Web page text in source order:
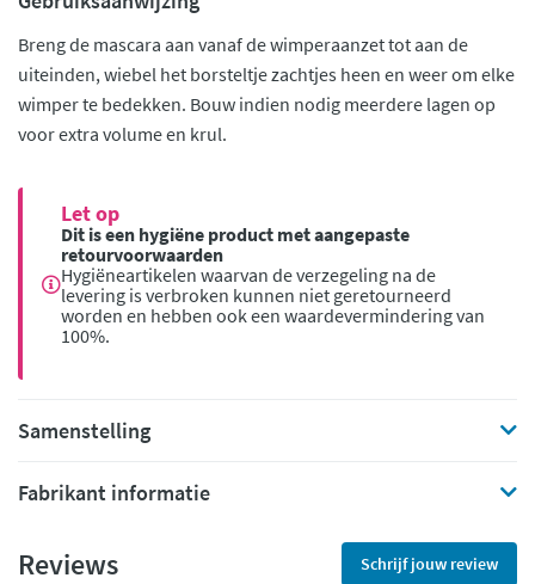
Breng de mascara aan vanaf de wimperaanzet tot aan de
uiteinden, wiebel het borsteltje zachtjes heen en weer om elke
wimper te bedekken. Bouw indien nodig meerdere lagen op
voor extra volume en krul.
Let op
Dit is een hygiëne product met aangepaste
retourvoorwaarden
Hygiëneartikelen waarvan de verzegeling na de
levering is verbroken kunnen niet geretourneerd
worden en hebben ook een waardevermindering van
100%.
Samenstelling
Fabrikant informatie
Reviews Schrijf jouw review